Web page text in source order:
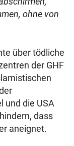
ohne von
über tödliche
der GHF
und die USA
dass
aneignet.